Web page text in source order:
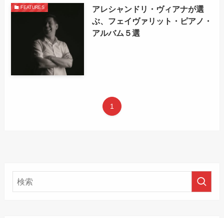
FEATURES
アレシャンドリ・ヴィアナが選
ぶ、フェイヴァリット・ピアノ・
アルバム５選
1